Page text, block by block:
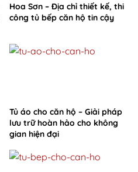
Hoa Sơn – Địa chỉ thiết kế, thi
công tủ bếp căn hộ tin cậy
Tủ áo cho căn hộ – Giải pháp
lưu trữ hoàn hảo cho không
gian hiện đại